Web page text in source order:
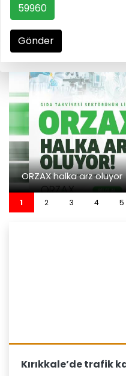
59960
Gönder
ORZAX halka arz oluyor
1 2 3 4 5
Kırıkkale’de trafik